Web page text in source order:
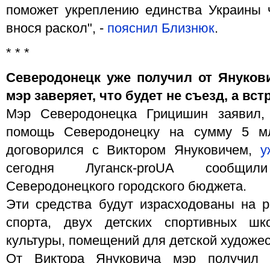
поможет укреплению единства
внося раскол", - пояснил Близнюк.
* * *
Северодонецк уже получил от
мэр заверяет, что будет не съезд, а
Мэр Северодонецка Грицишин заявил,
помощь Северодонецку на сумму 5
договорился с Виктором Януковичем,
сегодня Луганск-proUA
Северодонецкого городского бюджета.
Эти средства будут израсходованы на
спорта, двух детских спортивных
культуры, помещений для детской
От Виктора Януковича мэр получил